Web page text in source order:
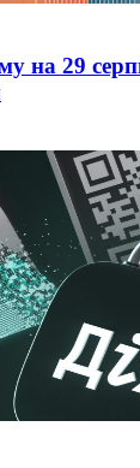
на 29